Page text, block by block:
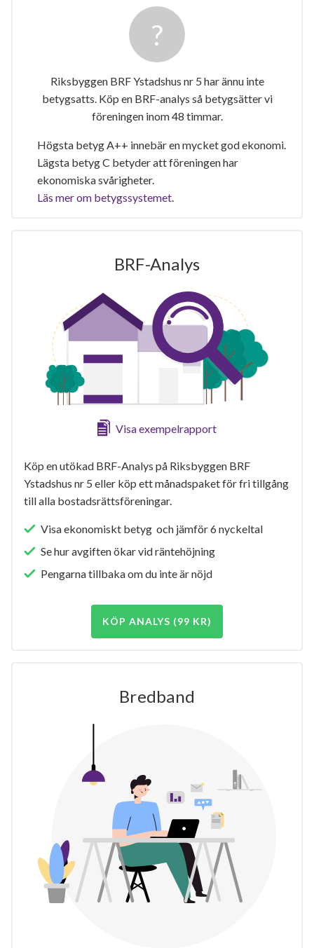
Riksbyggen BRF Ystadshus nr 5 har ännu inte
betygsatts. Köp en BRF-analys så betygsätter vi
föreningen inom 48 timmar.
Högsta betyg A++ innebär en mycket god ekonomi.
Lägsta betyg C betyder att föreningen har
ekonomiska svårigheter.
Läs mer om betygssystemet.
BRF-Analys
Visa exempelrapport
Köp en utökad BRF-Analys på Riksbyggen BRF
Ystadshus nr 5 eller köp ett månadspaket för fri tillgång
till alla bostadsrättsföreningar.
Visa ekonomiskt betyg och jämför 6 nyckeltal
Se hur avgiften ökar vid räntehöjning
Pengarna tillbaka om du inte är nöjd
KÖP ANALYS (99 KR)
Bredband